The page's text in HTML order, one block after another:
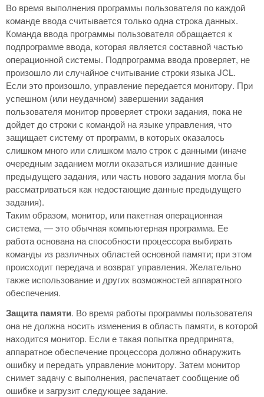
Во время выполнения программы пользователя по каждой
команде ввода считывается только одна строка данных.
Команда ввода программы пользователя обращается к
подпрограмме ввода, которая является составной частью
операционной системы. Подпрограмма ввода проверяет, не
произошло ли случайное считывание строки языка JCL.
Если это произошло, управление передается монитору. При
успешном (или неудачном) завершении задания
пользователя монитор проверяет строки задания, пока не
дойдет до строки с командой на языке управления, что
защищает систему от программ, в которых оказалось
слишком много или слишком мало строк с данными (иначе
очередным заданием могли оказаться излишние данные
предыдущего задания, или часть нового задания могла бы
рассматриваться как недостающие данные предыдущего
задания).
Таким образом, монитор, или пакетная операционная
система, — это обычная компьютерная программа. Ее
работа основана на способности процессора выбирать
команды из различных областей основной памяти; при этом
происходит передача и возврат управления. Желательно
также использование и других возможностей аппаратного
обеспечения.
Защита памяти. Во время работы программы пользователя
она не должна носить изменения в область памяти, в которой
находится монитор. Если е такая попытка предпринята,
аппаратное обеспечение процессора должно обнаружить
ошибку и передать управление монитору. Затем монитор
снимет задачу с выполнения, распечатает сообщение об
ошибке и загрузит следующее задание.